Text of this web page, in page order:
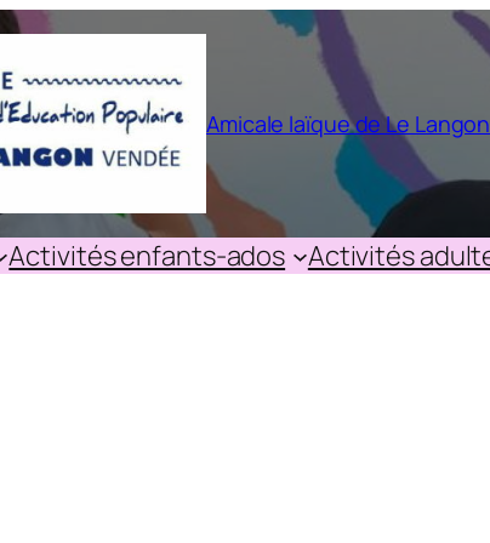
Amicale laïque de Le Langon
Activités enfants-ados Activités